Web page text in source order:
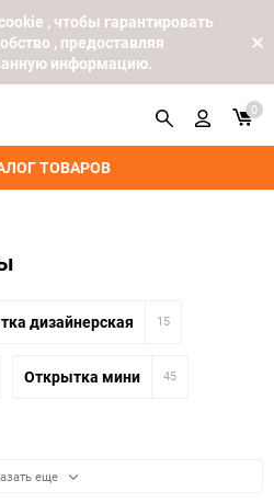
, чтобы гарантировать
, предоставляя
информацию.
ТОВАРОВ
0
дизайнерская 15
Открытка мини 45
еще